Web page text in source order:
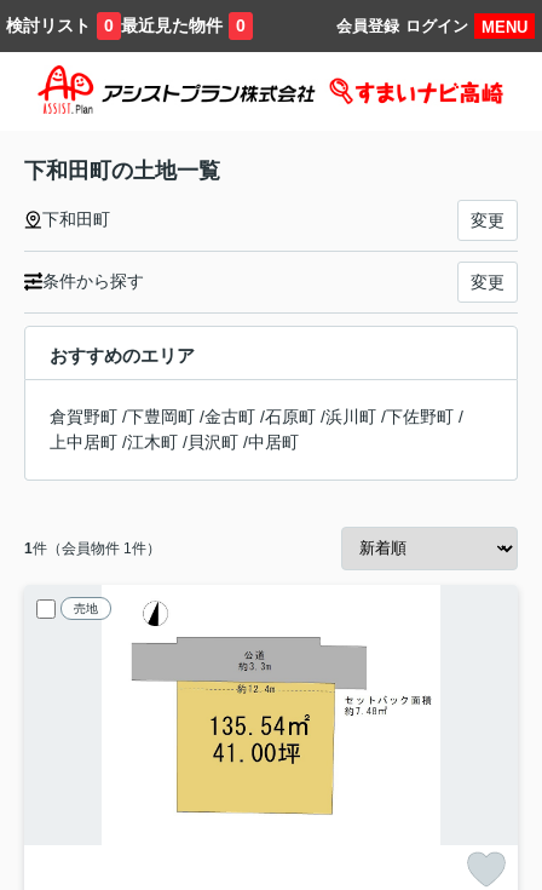
検討リスト 0 最近見た物件 0 MENU
ログイン
会員登録
下和田町の土地一覧
下和田町 変更
条件から探す 変更
おすすめのエリア
倉賀野町 /下豊岡町 /金古町 /石原町 /浜川町 /下佐野町 /
上中居町 /江木町 /貝沢町 /中居町
1件（会員物件 1件）
売地